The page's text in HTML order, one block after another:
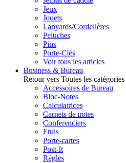
Jeux
Jouets
Lanyards/Cordelières
Peluches
Pins
Porte-Clés
Voir tous les articles
Business & Bureau
Retour vers Toutes les catégories
Accessoires de Bureau
Bloc-Notes
Calculatrices
Carnets de notes
Conferenciers
Etuis
Porte-cartes
Post-It
Règles